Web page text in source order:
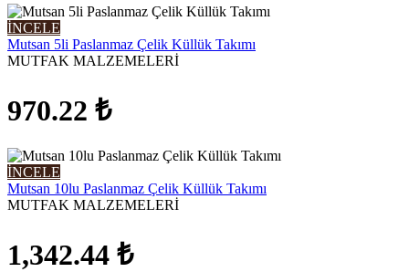
İNCELE
Mutsan 5li Paslanmaz Çelik Küllük Takımı
MUTFAK MALZEMELERİ
970.22 ₺
İNCELE
Mutsan 10lu Paslanmaz Çelik Küllük Takımı
MUTFAK MALZEMELERİ
1,342.44 ₺